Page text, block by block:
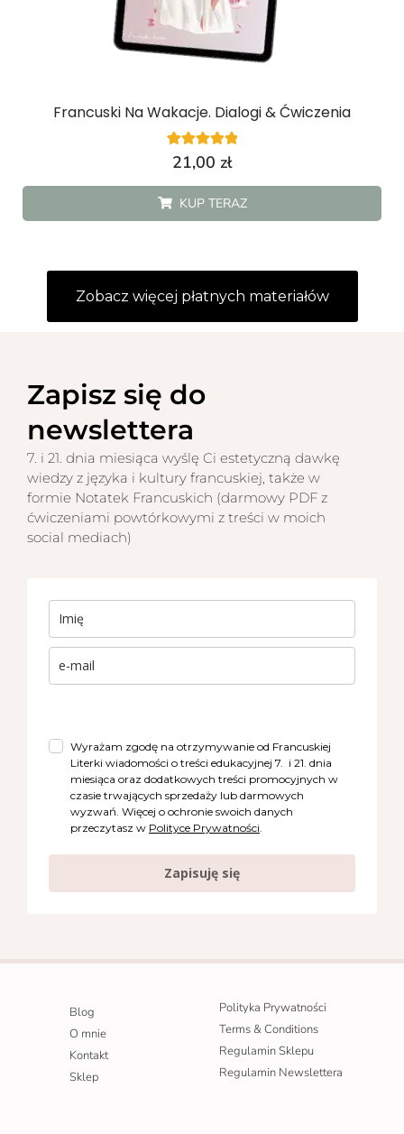
Francuski Na Wakacje. Dialogi & Ćwiczenia
Oceniony
5.00
oceny klienta
21,00 zł
KUP TERAZ
Zobacz więcej płatnych materiałów
Zapisz się do
newslettera
7. i 21. dnia miesiąca wyślę Ci estetyczną dawkę
wiedzy z języka i kultury francuskiej, także w
formie Notatek Francuskich (darmowy PDF z
ćwiczeniami powtórkowymi z treści w moich
social mediach)
Wyrażam zgodę na otrzymywanie od Francuskiej
Literki wiadomości o treści edukacyjnej 7. i 21. dnia
miesiąca oraz dodatkowych treści promocyjnych w
czasie trwających sprzedaży lub darmowych
wyzwań. Więcej o ochronie swoich danych
przeczytasz w Polityce Prywatności
Zapisuję się
Blog
O mnie
Kontakt
Sklep
Polityka Prywatności
Terms & Conditions
Regulamin Sklepu
Regulamin Newslettera